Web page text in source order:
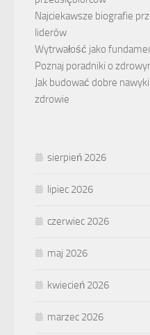
Najciekawsze biografie
liderów
Wytrwałość jako
Poznaj poradniki o
Jak budować dobre
zdrowie
sierpień 2026
lipiec 2026
czerwiec 2026
maj 2026
kwiecień 2026
marzec 2026